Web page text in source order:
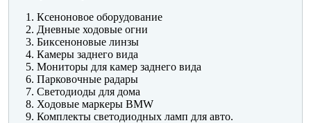
Ксеноновое оборудование
Дневные ходовые огни
Биксеноновые линзы
Камеры заднего вида
Мониторы для камер заднего вида
Парковочные радары
Светодиоды для дома
Ходовые маркеры BMW
Комплекты светодиодных ламп для авто.